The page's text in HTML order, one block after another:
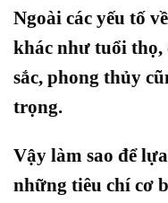
4.3. Cửa lớn
4.4. HỆ THỐNG
Ngoài các yếu tố
khác như tuổi thọ,
sắc, phong thủy
trọng.
Vậy làm sao để
những tiêu chí cơ